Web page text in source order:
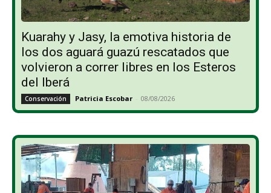
Kuarahy y Jasy, la emotiva historia de
los dos aguará guazú rescatados que
volvieron a correr libres en los Esteros
del Iberá
Conservación Patricia Escobar - 08/08/2026